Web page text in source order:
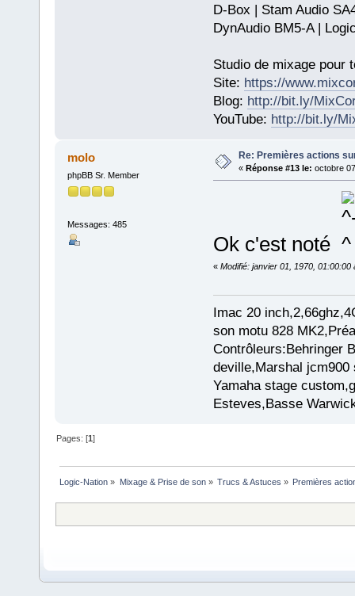
D-Box | Stam Audio
DynAudio BM5-A |
Studio de mixage pour
Site: https://
Blog: http://bit.ly/
YouTube: http://bit.ly/
molo
phpBB Sr. Member
Messages: 485
Re: Premières actions
« Réponse #13 le: octobre
Ok c'est noté
« Modifié: janvier 01, 1970, 01:00:00
Imac 20
son motu 828
Contrôleurs:Behringer
deville,Marshal jcm900
Yamaha stage
Esteves,Basse
Pages: [1]
Logic-Nation » Mixage & Prise de son» Trucs & Astuces » Premières